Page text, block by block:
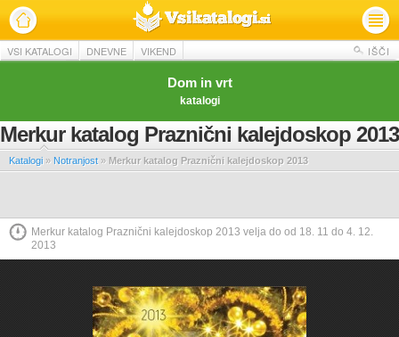
VSI KATALOGI DNEVNE VIKEND IŠČI
Dom in vrt
katalogi
Merkur katalog Praznični kalejdoskop 2013
Katalogi » Notranjost » Merkur katalog Praznični kalejdoskop 2013
Merkur katalog Praznični kalejdoskop 2013 velja do od 18. 11 do 4. 12.
2013